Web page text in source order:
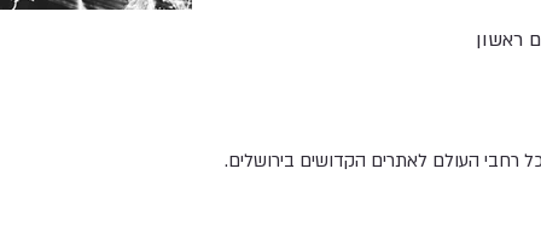
ראשון
רחבי העולם לאתרים הקדושים בירושלים.